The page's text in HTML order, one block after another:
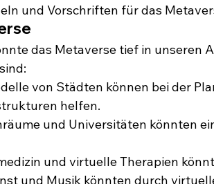
und Vorschriften für das
das Metaverse tief in unseren
von Städten können bei der
helfen.
und Universitäten könnten
und virtuelle Therapien
und Musik könnten durch